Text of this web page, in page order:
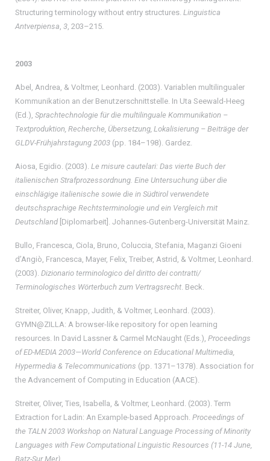
Structuring terminology without entry structures. Linguistica
Antverpiensa, 3, 203–215.
2003
Abel, Andrea, & Voltmer, Leonhard. (2003). Variablen multilingualer
Kommunikation an der Benutzerschnittstelle. In Uta Seewald-Heeg
(Ed.), Sprachtechnologie für die multilinguale Kommunikation –
Textproduktion, Recherche, Übersetzung, Lokalisierung – Beiträge der
GLDV-Frühjahrstagung 2003 (pp. 184–198). Gardez.
Aiosa, Egidio. (2003). Le misure cautelari: Das vierte Buch der
italienischen Strafprozessordnung. Eine Untersuchung über die
einschlägige italienische sowie die in Südtirol verwendete
deutschsprachige Rechtsterminologie und ein Vergleich mit
Deutschland [Diplomarbeit]. Johannes-Gutenberg-Universität Mainz.
Bullo, Francesca, Ciola, Bruno, Coluccia, Stefania, Maganzi Gioeni
d’Angiò, Francesca, Mayer, Felix, Treiber, Astrid, & Voltmer, Leonhard.
(2003). Dizionario terminologico del diritto dei contratti/
Terminologisches Wörterbuch zum Vertragsrecht. Beck.
Streiter, Oliver, Knapp, Judith, & Voltmer, Leonhard. (2003).
GYMN@ZILLA: A browser-like repository for open learning
resources. In David Lassner & Carmel McNaught (Eds.), Proceedings
of ED-MEDIA 2003—World Conference on Educational Multimedia,
Hypermedia & Telecommunications (pp. 1371–1378). Association for
the Advancement of Computing in Education (AACE).
Streiter, Oliver, Ties, Isabella, & Voltmer, Leonhard. (2003). Term
Extraction for Ladin: An Example-based Approach. Proceedings of
the TALN 2003 Workshop on Natural Language Processing of Minority
Languages with Few Computational Linguistic Resources (11-14 June,
Batz-Sur Mer).